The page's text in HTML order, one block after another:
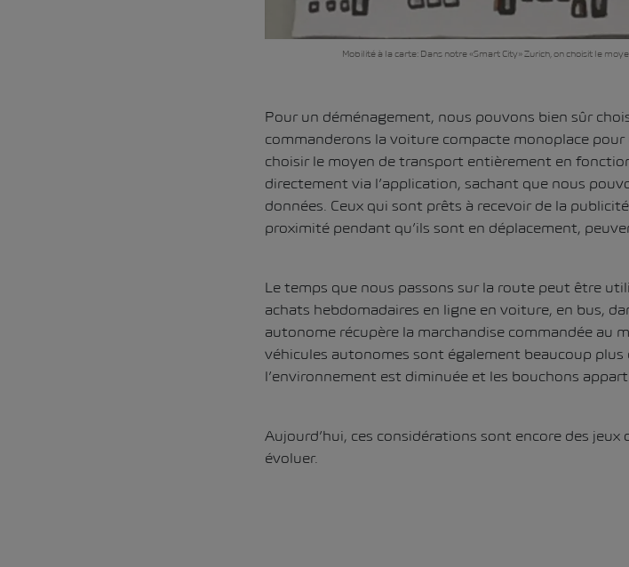
Mobilité à la carte: Dans notre «Smart City» Zurich, on choisit le
Pour un déménagement, nous pouvons bien sûr
commanderons la voiture compacte monoplace
choisir le moyen de transport entièrement en
directement via l’application, sachant que nous
données. Ceux qui sont prêts à recevoir de la
proximité pendant qu’ils sont en déplacement,
Le temps que nous passons sur la route peut être
achats hebdomadaires en ligne en voiture, en bus,
autonome récupère la marchandise commandée au
véhicules autonomes sont également beaucoup
l’environnement est diminuée et les bouchons
Aujourd’hui, ces considérations sont encore des
évoluer.